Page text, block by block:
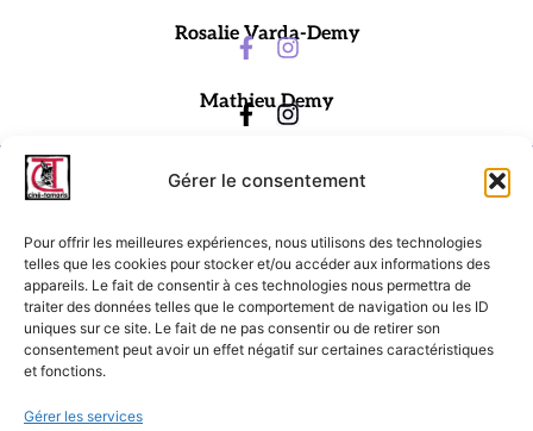
Gérer le consentement
Pour offrir les meilleures expériences, nous utilisons des technologies
telles que les cookies pour stocker et/ou accéder aux informations des
appareils. Le fait de consentir à ces technologies nous permettra de
traiter des données telles que le comportement de navigation ou les ID
uniques sur ce site. Le fait de ne pas consentir ou de retirer son
consentement peut avoir un effet négatif sur certaines caractéristiques
et fonctions.
Gérer les services
Rosalie Varda-Demy
Mathieu Demy
Ciné-Tamaris
88 rue Daguerre,